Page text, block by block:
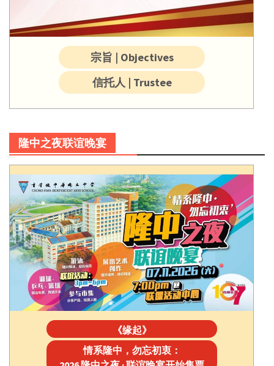
宗旨 | Objectives
信托人 | Trustee
隆中之夜联谊晚宴
《缘起》
情系隆中，勿忘初衷：